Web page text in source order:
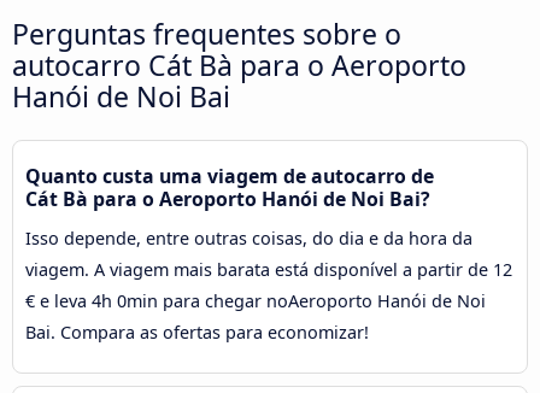
Perguntas frequentes sobre o
autocarro Cát Bà para o Aeroporto
Hanói de Noi Bai
Quanto custa uma viagem de autocarro de
Cát Bà para o Aeroporto Hanói de Noi Bai?
Isso depende, entre outras coisas, do dia e da hora da
viagem. A viagem mais barata está disponível a partir de 12
€ e leva 4h 0min para chegar noAeroporto Hanói de Noi
Bai. Compara as ofertas para economizar!